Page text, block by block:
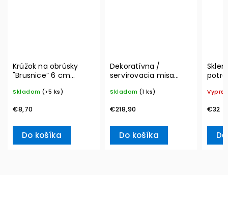
Krúžok na obrúsky
"Brusnice” 6 cm
Accessoires – Villeroy
Skladom (>5 ks)
€8,70
Do košíka
Dekoratívna /
servírovacia misa
Villeroy & Boch
Skladom (1 ks)
€218,90
Do košíka
€32